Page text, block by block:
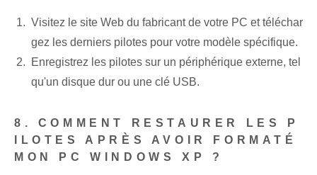
Visitez le site Web du fabricant de votre PC et téléchar
gez les derniers pilotes pour votre modèle spécifique.
Enregistrez les pilotes sur un périphérique externe, tel
qu'un disque dur ou une clé USB.
8. COMMENT RESTAURER LES P
ILOTES APRÈS AVOIR FORMATÉ
MON PC WINDOWS XP ?